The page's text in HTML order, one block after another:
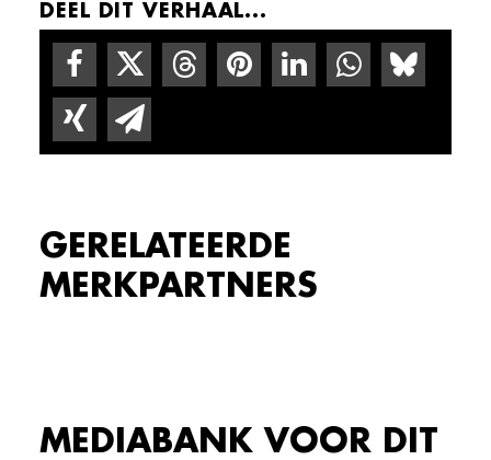
DEEL DIT VERHAAL...
GERELATEERDE
MERKPARTNERS
MEDIABANK VOOR DIT